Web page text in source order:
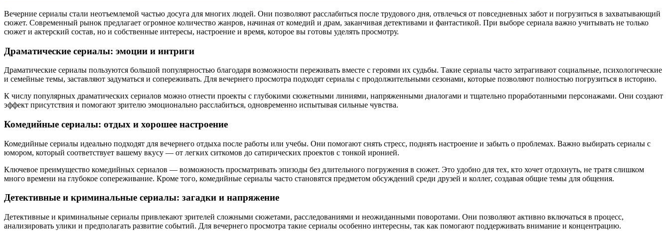
Вечерние сериалы стали неотъемлемой частью досуга для многих людей. Они позволяют расслабиться после трудового дня, отвлечься от повседневных забот и погрузиться в захватывающий
сюжет. Современный рынок предлагает огромное количество жанров, начиная от комедий и драм, заканчивая детективами и фантастикой. При выборе сериала важно учитывать не только
сюжет и актерский состав, но и собственные интересы, настроение и время, которое вы готовы уделять просмотру.
Драматические сериалы: эмоции и интриги
Драматические сериалы пользуются большой популярностью благодаря возможности переживать вместе с героями их судьбы. Такие сериалы часто затрагивают социальные, психологические
и семейные темы, заставляют задуматься и сопереживать. Для вечернего просмотра подходят сериалы с продолжительными сезонами, которые позволяют полностью погрузиться в историю.
К числу популярных драматических сериалов можно отнести проекты с глубокими сюжетными линиями, напряженными диалогами и тщательно проработанными персонажами. Они создают
эффект присутствия и помогают зрителю эмоционально расслабиться, одновременно испытывая сильные чувства.
Комедийные сериалы: отдых и хорошее настроение
Комедийные сериалы идеально подходят для вечернего отдыха после работы или учебы. Они помогают снять стресс, поднять настроение и забыть о проблемах. Важно выбирать сериалы с
юмором, который соответствует вашему вкусу — от легких ситкомов до сатирических проектов с тонкой иронией.
Ключевое преимущество комедийных сериалов — возможность просматривать эпизоды без длительного погружения в сюжет. Это удобно для тех, кто хочет отдохнуть, не тратя слишком
много времени на глубокое сопереживание. Кроме того, комедийные сериалы часто становятся предметом обсуждений среди друзей и коллег, создавая общие темы для общения.
Детективные и криминальные сериалы: загадки и напряжение
Детективные и криминальные сериалы привлекают зрителей сложными сюжетами, расследованиями и неожиданными поворотами. Они позволяют активно включаться в процесс,
анализировать улики и предполагать развитие событий. Для вечернего просмотра такие сериалы особенно интересны, так как помогают поддерживать внимание и концентрацию.